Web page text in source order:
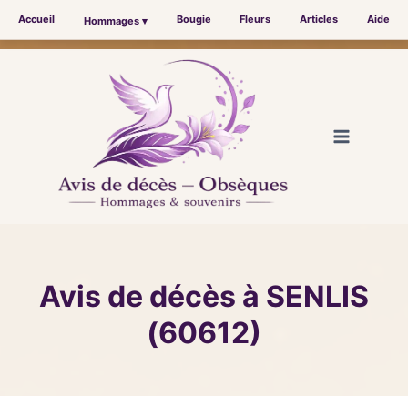
Accueil Hommages ▾ Bougie Fleurs Articles Aide
Avis de décès à SENLIS
(60612)